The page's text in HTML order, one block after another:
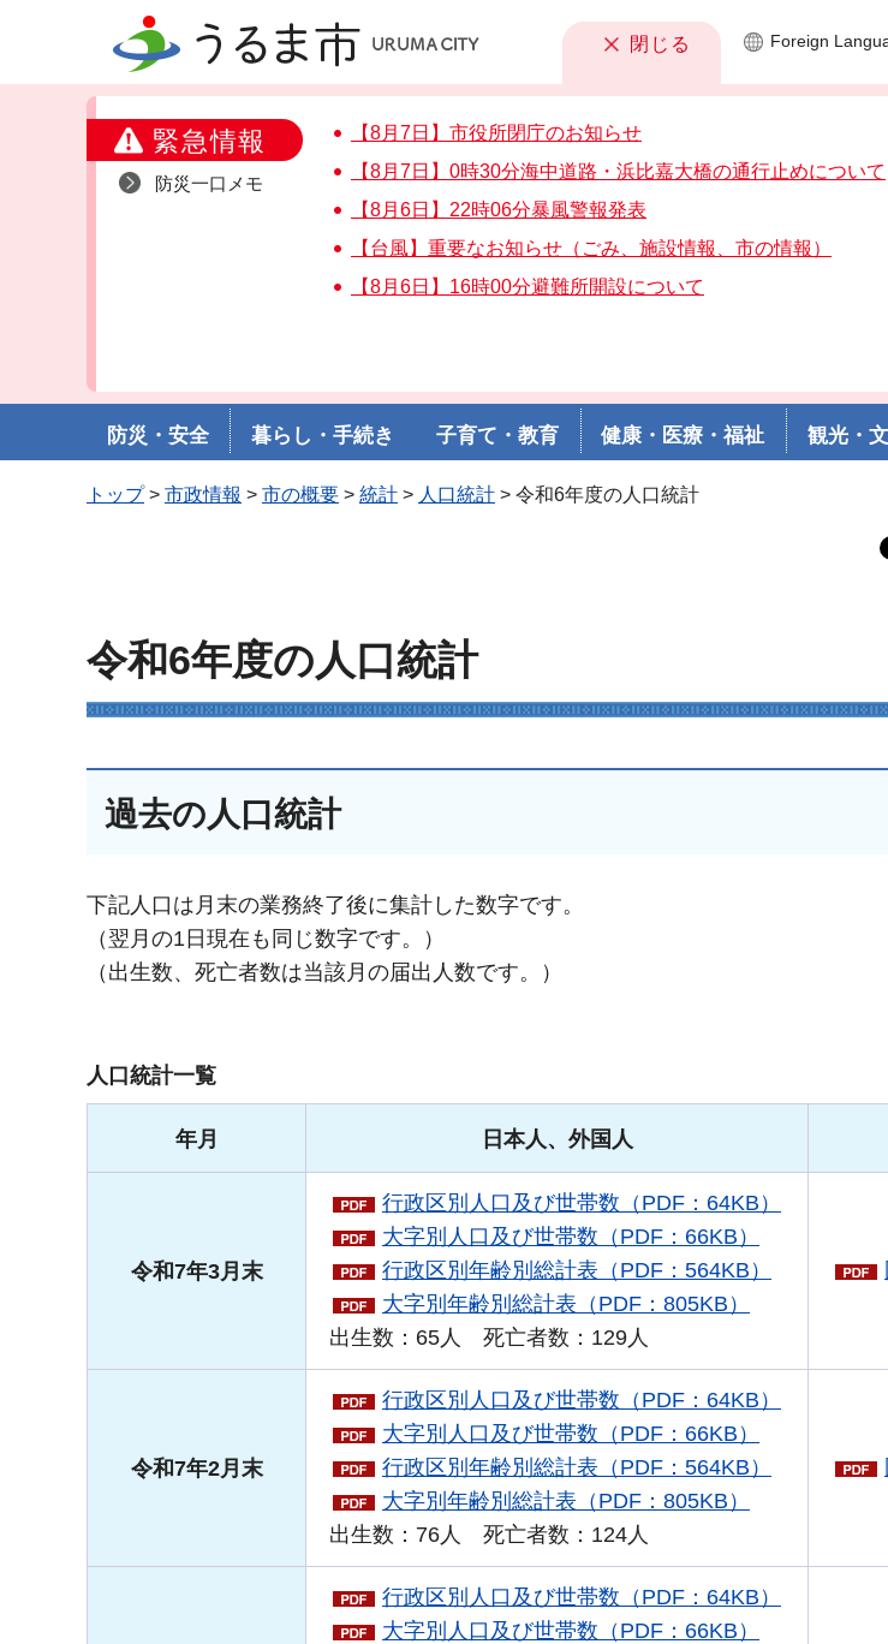
うるま市 閉じる
緊急情報
防災一口メモ
【8月7日】市役所閉庁のお知らせ
【8月7日】0時30分海中道路・浜比嘉大橋の通行止めについて
【8月6日】22時06分暴風警報発表
【台風】重要なお知らせ（ごみ、施設情報、市の情報）
【8月6日】16時00分避難所開設について
Foreign
防災・安全 暮らし・手続き 子育て・教育 健康・医療・福祉 観光・
トップ> 市政情報 > 市の概要 > 統計 > 人口統計 > 令和6年度の人口統計
令和6年度の人口統計
過去の人口統計
下記人口は月末の業務終了後に集計した数字です。
（翌月の1日現在も同じ数字です。）
（出生数、死亡者数は当該月の届出人数です。）
人口統計一覧
年月 日本人、外国人
令和7年3月末
行政区別人口及び世帯数（PDF：64KB）
大字別人口及び世帯数（PDF：66KB）
行政区別年齢別総計表（PDF：564KB）
大字別年齢別総計表（PDF：805KB）
出生数：65人 死亡者数：129人
令和7年2月末
行政区別人口及び世帯数（PDF：64KB）
大字別人口及び世帯数（PDF：66KB）
行政区別年齢別総計表（PDF：564KB）
大字別年齢別総計表（PDF：805KB）
出生数：76人 死亡者数：124人
行政区別人口及び世帯数（PDF：64KB）
大字別人口及び世帯数（PDF：66KB）
手